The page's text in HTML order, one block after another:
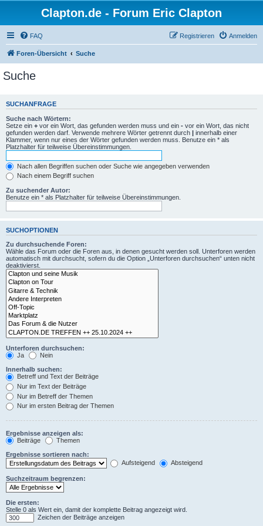
Clapton.de - Forum Eric Clapton
FAQ Anmelden
Registrieren
Foren-Übersicht Suche
Suche
SUCHANFRAGE
Suche nach Wörtern:
Setze ein + vor ein Wort, das gefunden werden muss und ein - vor ein Wort, das nicht
gefunden werden darf. Verwende mehrere Wörter getrennt durch | innerhalb einer
Klammer, wenn nur eines der Wörter gefunden werden muss. Benutze ein * als
Platzhalter für teilweise Übereinstimmungen.
Nach allen Begriffen suchen oder Suche wie angegeben verwenden
Nach einem Begriff suchen
Zu suchender Autor:
Benutze ein * als Platzhalter für teilweise Übereinstimmungen.
SUCHOPTIONEN
Zu durchsuchende Foren:
Wähle das Forum oder die Foren aus, in denen gesucht werden soll. Unterforen werden
automatisch mit durchsucht, sofern du die Option „Unterforen durchsuchen“ unten nicht
deaktivierst.
Unterforen durchsuchen:
Ja
Nein
Innerhalb suchen:
Betreff und Text der Beiträge
Nur im Text der Beiträge
Nur im Betreff der Themen
Nur im ersten Beitrag der Themen
Ergebnisse anzeigen als:
Beiträge
Themen
Ergebnisse sortieren nach:
Aufsteigend
Absteigend
Suchzeitraum begrenzen:
Die ersten:
Stelle 0 als Wert ein, damit der komplette Beitrag angezeigt wird.
Zeichen der Beiträge anzeigen